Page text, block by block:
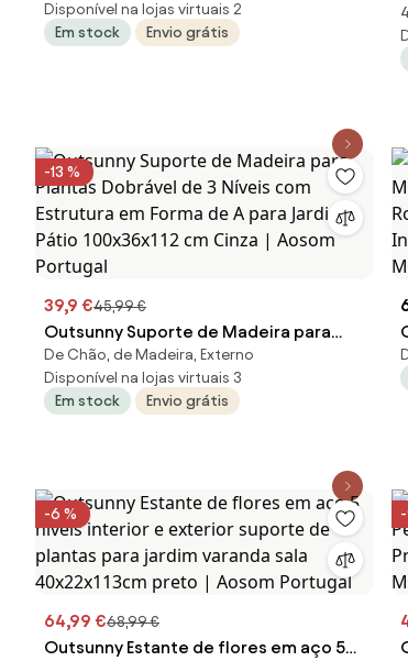
Diferentes 58,5 e 65 cm Aço Preto |
Aosom Portugal
Disponível na lojas virtuais 2
Em stock
Envio grátis
-13 %
39,9 €45,99 €
Outsunny Suporte de Madeira para
Plantas Dobrável de 3 Níveis com
Estrutura em Forma de A para Jardim
Pátio 100x36x112 cm Cinza | Aosom
De Chão, de Madeira, Externo
Disponível na lojas virtuais 3
Em stock
Envio grátis
-6 %
64,99 €68,99 €
Outsunny Estante de flores em aço 5